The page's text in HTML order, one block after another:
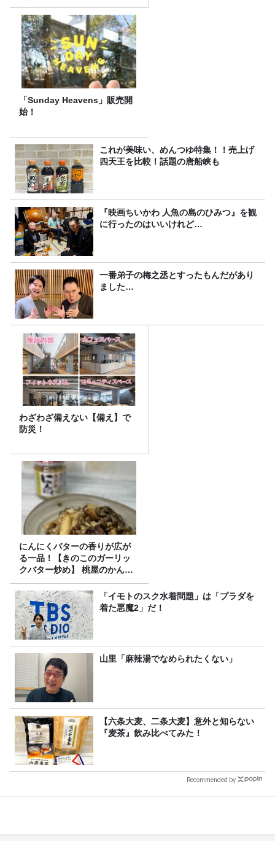
決定！
「Sunday Heavens」販売開
始！
これが美味い、めんつゆ特集！！売上げ
四天王を比較！話題の唐船峡も
『映画ちいかわ 人魚の島のひみつ』を観
に行ったのはいいけれど…
一番弟子の梅之丞とすったもんだがあり
ました…
わざわざ備えない【備え】で
防災！
にんにくバターの香りが広が
る一品！【きのこのガーリッ
クバター炒め】 桃屋のかんた
んレシピ
「イモトのスク水着問題」は「プラダを
着た悪魔2」だ！
山里「麻辣湯でなめられたくない」
【六条大麦、二条大麦】意外と知らない
『麦茶』飲み比べてみた！
Recommended by